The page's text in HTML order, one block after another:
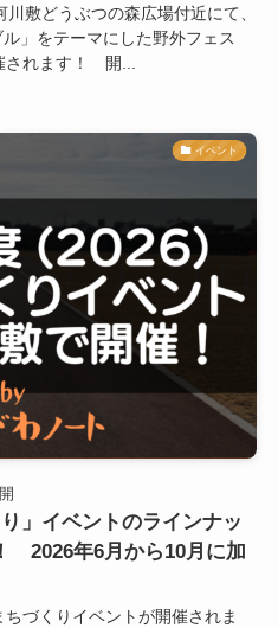
敷どうぶつの森広場付近にて、
」をテーマにした野外フェス
されます！ 開...
イベント
」イベントのラインナッ
2026年6月から10月に加
づくりイベントが開催されま